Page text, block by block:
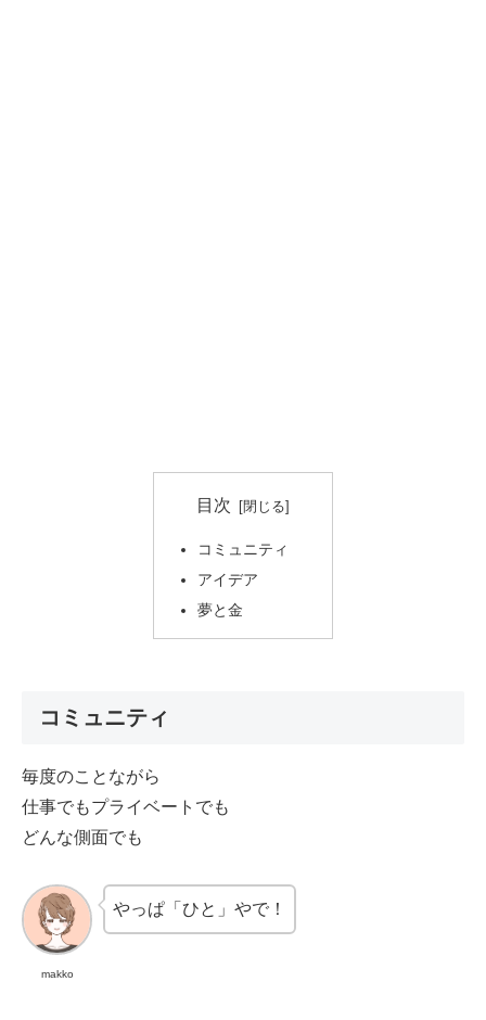
目次
コミュニティ
アイデア
夢と金
コミュニティ
毎度のことながら
仕事でもプライベートでも
どんな側面でも
makko
やっぱ「ひと」やで！